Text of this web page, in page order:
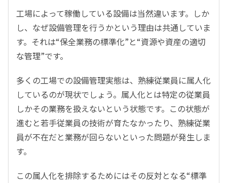
工場によって稼働している設備は当然違います。しか
し、なぜ設備管理を行うかという理由は共通していま
す。それは“保全業務の標準化”と“資源や資産の適切
な管理”です。
多くの工場での設備管理実態は、熟練従業員に属人化
しているのが現状でしょう。属人化とは特定の従業員
しかその業務を扱えないという状態です。この状態が
進むと若手従業員の技術が育たなかったり、熟練従業
員が不在だと業務が回らないといった問題が発生しま
す。
この属人化を排除するためにはその反対となる“標準